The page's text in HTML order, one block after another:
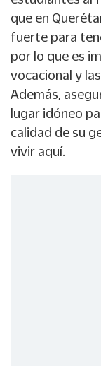
que en
fuerte para
por lo que es
vocacional y
Además,
lugar idóneo
calidad de su
vivir aquí.